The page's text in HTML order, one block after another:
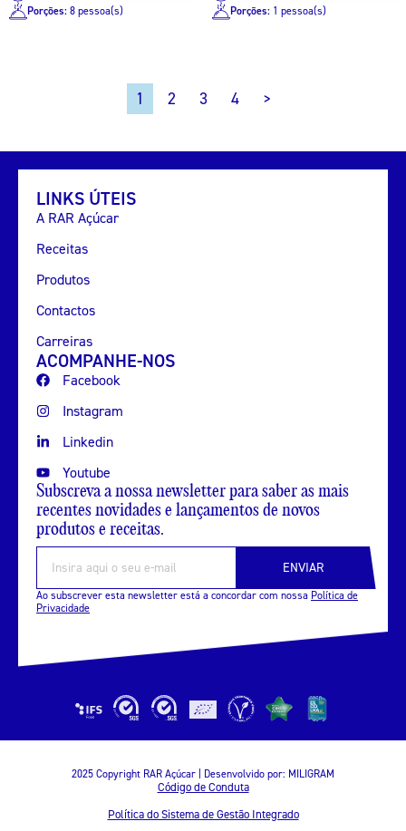
Porções: 8 pessoa(s)
Porções: 1 pessoa(s)
1 2 3 4 >
LINKS ÚTEIS
A RAR Açúcar
Receitas
Produtos
Contactos
Carreiras
ACOMPANHE-NOS
Facebook
Instagram
Linkedin
Youtube
Subscreva a nossa newsletter para saber as mais
recentes novidades e lançamentos de novos
produtos e receitas.
ENVIAR
Ao subscrever esta newsletter está a concordar com nossa Política de
Privacidade
2025 Copyright RAR Açúcar | Desenvolvido por: MILIGRAM
Código de Conduta
Política do Sistema de Gestão Integrado